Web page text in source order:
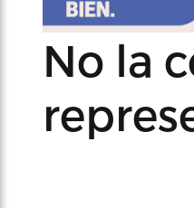
No la